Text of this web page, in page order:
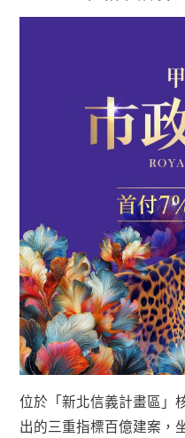
位於「新北信義計畫區」
出的三重指標百億建案，